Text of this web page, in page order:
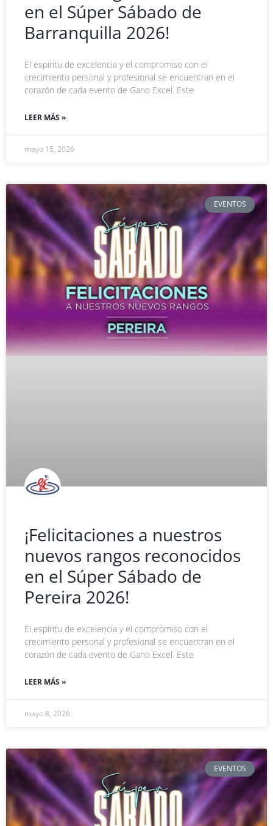
en el Súper Sábado de
Barranquilla 2026!
El espíritu de excelencia y el compromiso con el
crecimiento personal y profesional se encuentran en el
corazón de cada evento de Gano Excel. Este
LEER MÁS »
mayo 15, 2026
EVENTOS
¡Felicitaciones a nuestros
nuevos rangos reconocidos
en el Súper Sábado de
Pereira 2026!
El espíritu de excelencia y el compromiso con el
crecimiento personal y profesional se encuentran en el
corazón de cada evento de Gano Excel. Este
LEER MÁS »
mayo 8, 2026
EVENTOS